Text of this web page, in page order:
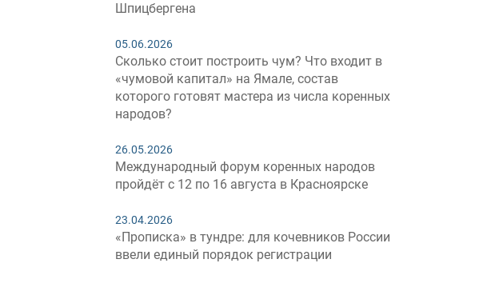
Шпицбергена
05.06.2026
Сколько стоит построить чум? Что входит в
«чумовой капитал» на Ямале, состав
которого готовят мастера из числа коренных
народов?
26.05.2026
Международный форум коренных народов
пройдёт с 12 по 16 августа в Красноярске
23.04.2026
«Прописка» в тундре: для кочевников России
ввели единый порядок регистрации